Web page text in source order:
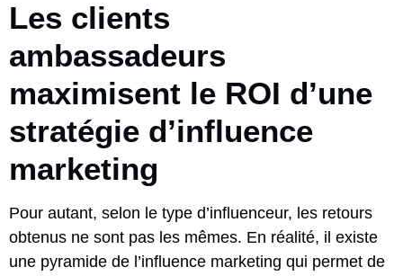
Les clients
ambassadeurs
maximisent le ROI d’une
stratégie d’influence
marketing
Pour autant, selon le type d’influenceur, les retours
obtenus ne sont pas les mêmes. En réalité, il existe
une pyramide de l’influence marketing qui permet de